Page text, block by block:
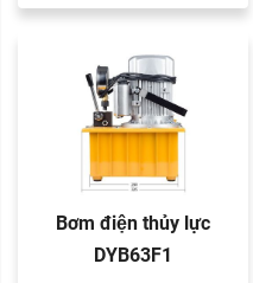
Bơm điện thủy lực
DYB63F1